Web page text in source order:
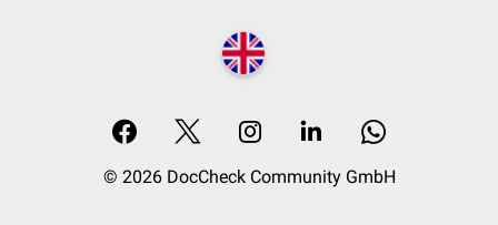
© 2026 DocCheck Community GmbH